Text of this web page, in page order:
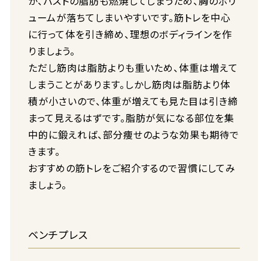
ュームが落ちてしまいやすいです。筋トレを中心
に行って体を引き締め、理想のボディラインを作
りましょう。
ただし筋肉は脂肪よりも重いため、体重は増えて
しまうことがあります。しかし筋肉は脂肪より体
積が小さいので、体重が増えても見た目は引き締
まって見えるはずです。脂肪が気になる部位を集
中的に鍛えれば、部分痩せのような効果も期待で
きます。
おすすめの筋トレをご紹介するので習慣にしてみ
ましょう。
ベンチプレス